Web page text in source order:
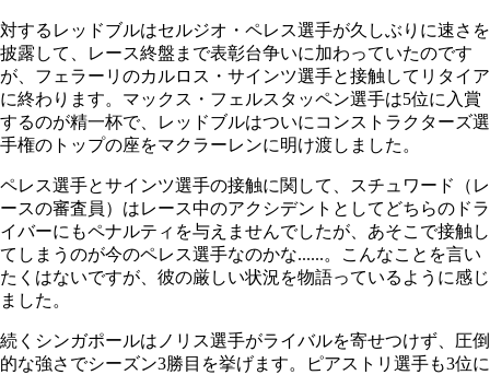
対するレッドブルはセルジオ・ペレス選手が久しぶりに速さを
披露して、レース終盤まで表彰台争いに加わっていたのです
が、フェラーリのカルロス・サインツ選手と接触してリタイア
に終わります。マックス・フェルスタッペン選手は5位に入賞
するのが精一杯で、レッドブルはついにコンストラクターズ選
手権のトップの座をマクラーレンに明け渡しました。
ペレス選手とサインツ選手の接触に関して、スチュワード（レ
ースの審査員）はレース中のアクシデントとしてどちらのドラ
イバーにもペナルティを与えませんでしたが、あそこで接触し
てしまうのが今のペレス選手なのかな......。こんなことを言い
たくはないですが、彼の厳しい状況を物語っているように感じ
ました。
続くシンガポールはノリス選手がライバルを寄せつけず、圧倒
的な強さでシーズン3勝目を挙げます。ピアストリ選手も3位に